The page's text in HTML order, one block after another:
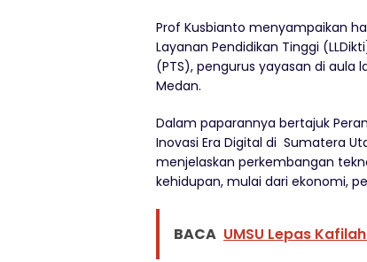
Prof Kusbianto menyampaikan
Layanan Pendidikan Tinggi
(PTS), pengurus yayasan di aula
Medan.
Dalam paparannya bertajuk
Inovasi Era Digital di Sumatera
menjelaskan perkembangan
kehidupan, mulai dari ekonomi,
BACA UMSU Lepas